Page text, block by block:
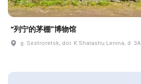
“列宁的茅棚”博物馆
g. Sestroretsk, dor. K Shalashu Lenina, d. 3A